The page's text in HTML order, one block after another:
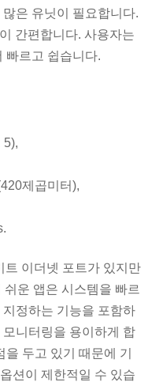
은 유닛이 필요합니다.
간편합니다. 사용자는
빠르고 쉽습니다.
5),
제곱미터),
트 이더넷 포트가 있지만
운 앱은 시스템을 빠르
정하는 기능을 포함하
니터링을 용이하게 합
두고 있기 때문에 기
션이 제한적일 수 있습